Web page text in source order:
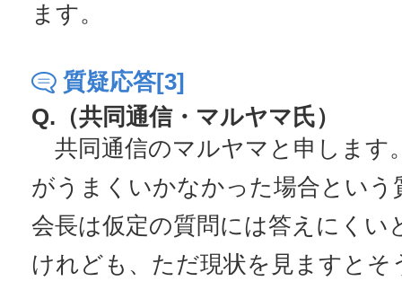
ます。
質疑応答[3]
Q.（共同通信・マルヤマ氏）
共同通信のマルヤマと申します
がうまくいかなかった場合という
会長は仮定の質問には答えにくい
けれども、ただ現状を見ますとそ